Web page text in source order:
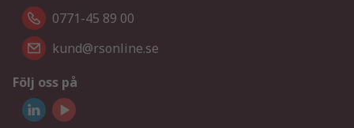
0771-45 89 00
kund@rsonline.se
Följ oss på